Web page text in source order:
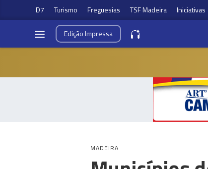
D7 Turismo Freguesias TSF Madeira Iniciativas
EdiçãoImpressa
MADEIRA